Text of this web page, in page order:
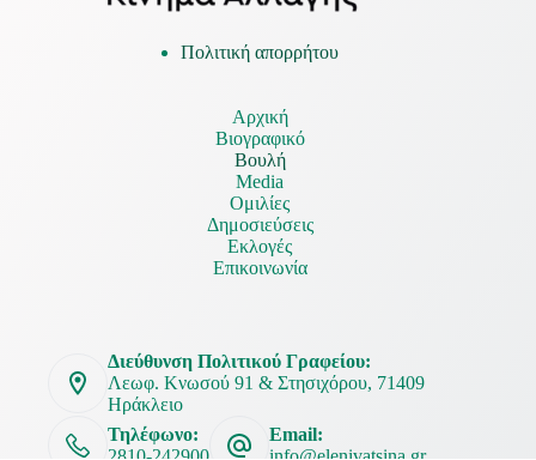
Πολιτική απορρήτου
Αρχική
Βιογραφικό
Βουλή
Media
Ομιλίες
Δημοσιεύσεις
Εκλογές
Επικοινωνία
Διεύθυνση Πολιτικού Γραφείου:
Λεωφ. Κνωσού 91 & Στησιχόρου, 71409
Ηράκλειο
Τηλέφωνο:
Email: